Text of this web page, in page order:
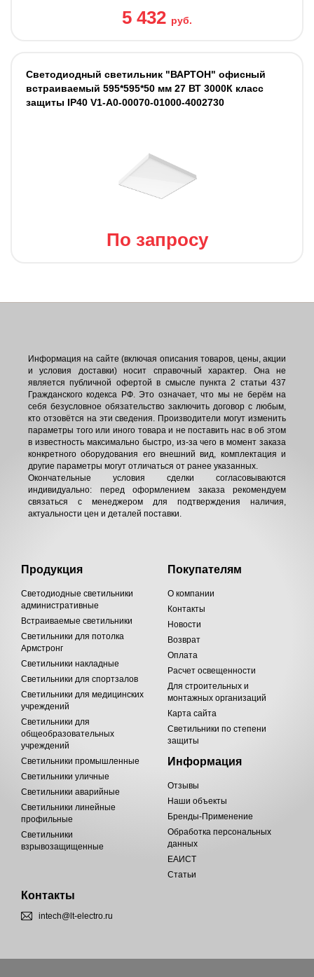
5 432 руб.
Светодиодный светильник "ВАРТОН" офисный
встраиваемый 595*595*50 мм 27 ВТ 3000К класс
защиты IP40 V1-A0-00070-01000-4002730
По запросу
Информация на сайте (включая описания товаров, цены, акции
и условия доставки) носит справочный характер. Она не
является публичной офертой в смысле пункта 2 статьи 437
Гражданского кодекса РФ. Это означает, что мы не берём на
себя безусловное обязательство заключить договор с любым,
кто отзовётся на эти сведения. Производители могут изменить
параметры того или иного товара и не поставить нас в об этом
в известность максимально быстро, из-за чего в момент заказа
конкретного оборудования его внешний вид, комплектация и
другие параметры могут отличаться от ранее указанных.
Окончательные условия сделки согласовываются
индивидуально: перед оформлением заказа рекомендуем
связаться с менеджером для подтверждения наличия,
актуальности цен и деталей поставки.
Продукция
Светодиодные светильники
административные
Встраиваемые светильники
Светильники для потолка
Армстронг
Светильники накладные
Светильники для спортзалов
Светильники для медицинских
учреждений
Светильники для
общеобразовательных
учреждений
Светильники промышленные
Светильники уличные
Светильники аварийные
Светильники линейные
профильные
Светильники
взрывозащищенные
Покупателям
О компании
Контакты
Новости
Возврат
Оплата
Расчет освещенности
Для строительных и
монтажных организаций
Карта сайта
Светильники по степени
защиты
Информация
Отзывы
Наши объекты
Бренды-Применение
Обработка персональных
данных
ЕАИСТ
Статьи
Контакты
intech@lt-electro.ru